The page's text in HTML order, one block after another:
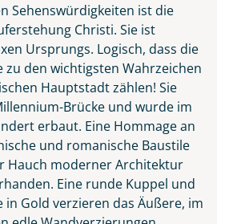
Sehenswürdigkeiten ist die
Christi. Sie ist
Ursprungs. Logisch, dass die
zu den wichtigsten Wahrzeichen
Hauptstadt zählen! Sie
Brücke und wurde im
erbaut. Eine Hommage an
und romanische Baustile
Hauch moderner Architektur
Eine runde Kuppel und
in Gold verzieren das Äußere, im